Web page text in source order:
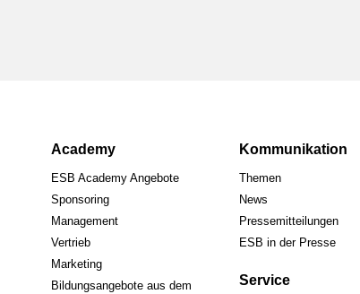
Academy
ESB Academy Angebote
Sponsoring
Management
Vertrieb
Marketing
Bildungsangebote aus dem
Kommunikation
Themen
News
Pressemitteilungen
ESB in der Presse
Service